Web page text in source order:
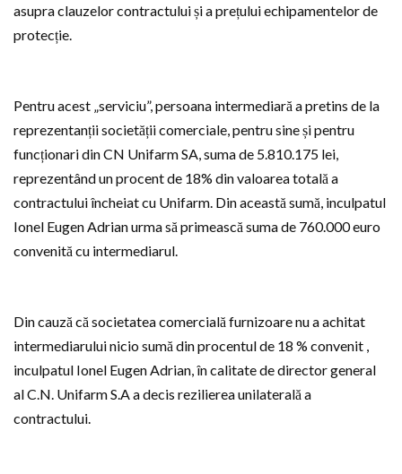
asupra clauzelor contractului și a prețului echipamentelor de
protecție.
Pentru acest „serviciu”, persoana intermediară a pretins de la
reprezentanții societății comerciale, pentru sine și pentru
funcționari din CN Unifarm SA, suma de 5.810.175 lei,
reprezentând un procent de 18% din valoarea totală a
contractului încheiat cu Unifarm. Din această sumă, inculpatul
Ionel Eugen Adrian urma să primească suma de 760.000 euro
convenită cu intermediarul.
Din cauză că societatea comercială furnizoare nu a achitat
intermediarului nicio sumă din procentul de 18 % convenit ,
inculpatul Ionel Eugen Adrian, în calitate de director general
al C.N. Unifarm S.A a decis rezilierea unilaterală a
contractului.